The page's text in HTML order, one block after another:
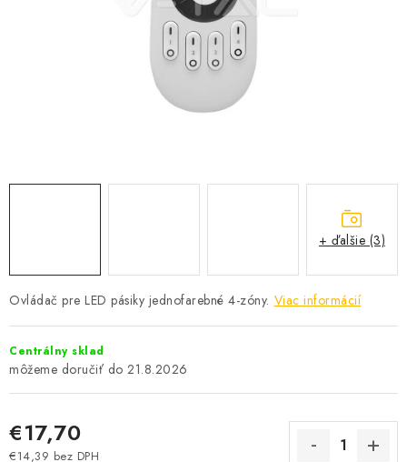
SEZÓNNE VÝPREDAJE POĽNOPOTREBY
OBCHODNÉ PODMIENKY
O NÁS - MEGALED & JANTON ZÁKAMENNÉ
Reklamácie a formulár na odstúpenie od zmluvy
Obchodné podmienky
Ovládač pre LED pásiky jednofarebné 4-zóny. Viac informácií
Centrálny sklad
21.8.2026
€17,70
€14,39 bez DPH
+ ďalšie (3)